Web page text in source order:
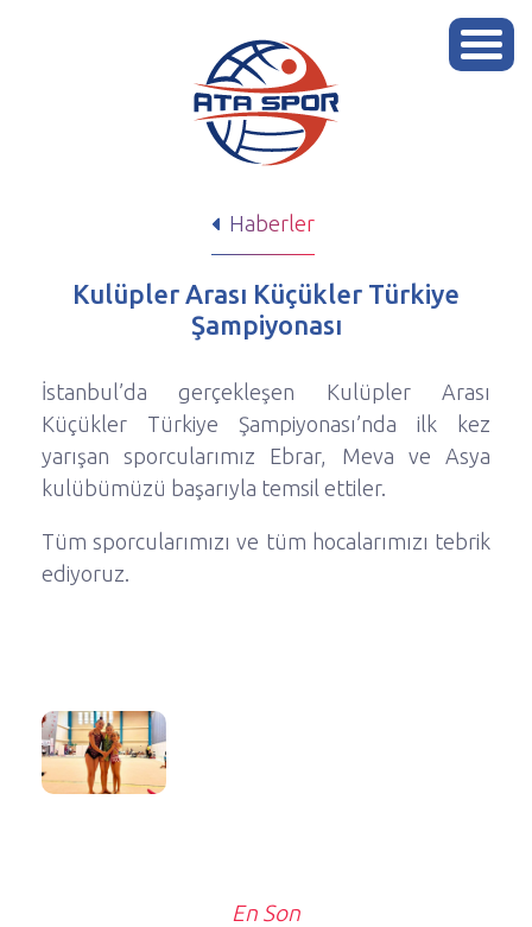
Haberler
Kulüpler Arası Küçükler Türkiye
Şampiyonası
İstanbul’da gerçekleşen Kulüpler Arası
Küçükler Türkiye Şampiyonası’nda ilk kez
yarışan sporcularımız Ebrar, Meva ve Asya
kulübümüzü başarıyla temsil ettiler.
Tüm sporcularımızı ve tüm hocalarımızı tebrik
ediyoruz.
En Son